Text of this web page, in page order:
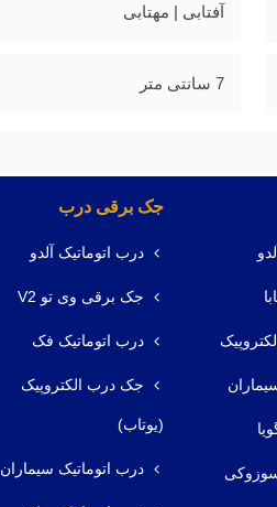
آفتابی | مهتابی
7 سانتی متر
جک برقی درب
درب اتوماتیک آلدو
جک برقی وی تو V2
درب اتوماتیک فک
جک درب الکتروپیک
(یوتاب)
درب اتوماتیک سیماران